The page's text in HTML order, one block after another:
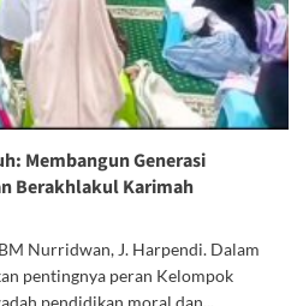
Membangun Generasi
Berakhlakul Karimah
Nurridwan, J. Harpendi. Dalam
pentingnya peran Kelompok
pendidikan moral dan...